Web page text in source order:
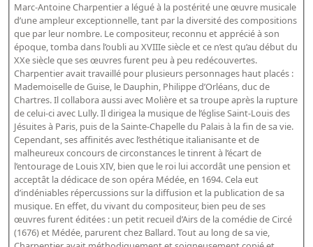
Dictionnaire de la BnF
Dictionnaire BnF : recherche avancée
Dictionnaire BnF : index
Dictionnaire des fonds spéciaux et des principales collections et
provenances
Recherche de fonds, collections et provenances
L'histoire de la BnF en objets
Explorer
Organigrammes de la bibliothèque
Rapports d'activité de la Bibliothèque
Marc-Antoine Charpentier a légué à la postérité une œuvre musicale
d’une ampleur exceptionnelle, tant par la diversité des compositions
que par leur nombre. Le compositeur, reconnu et apprécié à son
époque, tomba dans l’oubli au XVIIIe siècle et ce n’est qu’au début du
XXe siècle que ses œuvres furent peu à peu redécouvertes.
Charpentier avait travaillé pour plusieurs personnages haut placés :
Mademoiselle de Guise, le Dauphin, Philippe d’Orléans, duc de
Chartres. Il collabora aussi avec Molière et sa troupe après la rupture
de celui-ci avec Lully. Il dirigea la musique de l’église Saint-Louis des
Jésuites à Paris, puis de la Sainte-Chapelle du Palais à la fin de sa vie.
Cependant, ses affinités avec l’esthétique italianisante et de
malheureux concours de circonstances le tinrent à l’écart de
l’entourage de Louis XIV, bien que le roi lui accordât une pension et
acceptât la dédicace de son opéra Médée, en 1694. Cela eut
d’indéniables répercussions sur la diffusion et la publication de sa
musique. En effet, du vivant du compositeur, bien peu de ses
œuvres furent éditées : un petit recueil d’Airs de la comédie de Circé
(1676) et Médée, parurent chez Ballard. Tout au long de sa vie,